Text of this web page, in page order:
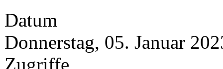
Datum
Donnerstag, 05. Januar
Zugriffe